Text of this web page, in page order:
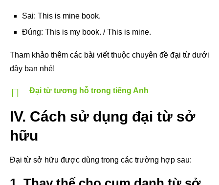
Sai: This is mine book.
Đúng: This is my book. / This is mine.
Tham khảo thêm các bài viết thuộc chuyên đề đại từ dưới
đây bạn nhé!
Đại từ tương hỗ trong tiếng Anh
IV. Cách sử dụng đại từ sở
hữu
Đại từ sở hữu được dùng trong các trường hợp sau: